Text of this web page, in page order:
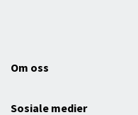
Om oss
Sosiale medier